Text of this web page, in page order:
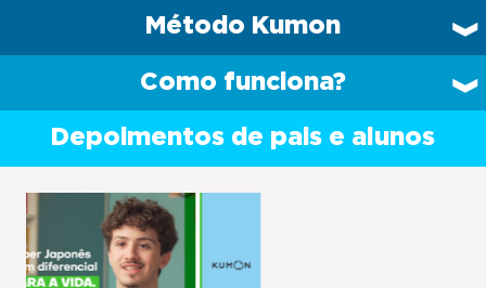
Método Kumon
Como funciona?
Depoimentos de pais e alunos
Previous